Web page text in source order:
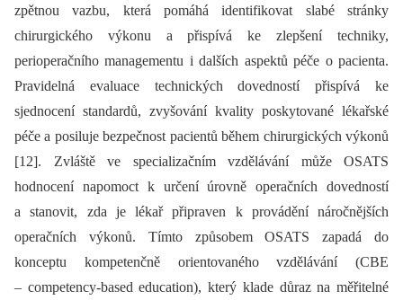
zpětnou vazbu, která pomáhá identifikovat slabé stránky
chirurgického výkonu a přispívá ke zlepšení techniky,
perioperačního managementu i dalších aspektů péče o pacienta.
Pravidelná evaluace technických dovedností přispívá ke
sjednocení standardů, zvyšování kvality poskytované lékařské
péče a posiluje bezpečnost pacientů během chirurgických výkonů
[12]. Zvláště ve specializačním vzdělávání může OSATS
hodnocení napomoct k určení úrovně operačních dovedností
a stanovit, zda je lékař připraven k provádění náročnějších
operačních výkonů. Tímto způsobem OSATS zapadá do
konceptu kompetenčně orientovaného vzdělávání (CBE
–⁠ competency-based education), který klade důraz na měřitelné